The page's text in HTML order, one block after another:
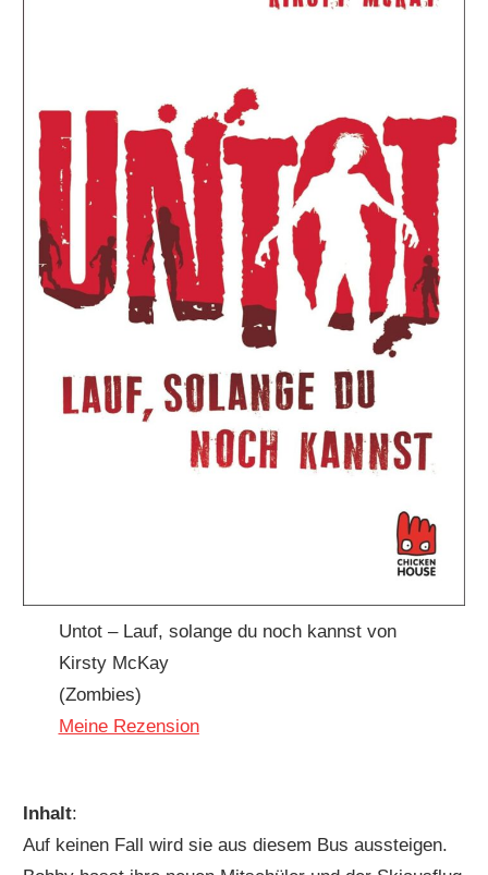
Untot – Lauf, solange du noch kannst von
Kirsty McKay
(Zombies)
Meine Rezension
Inhalt:
Auf keinen Fall wird sie aus diesem Bus aussteigen.